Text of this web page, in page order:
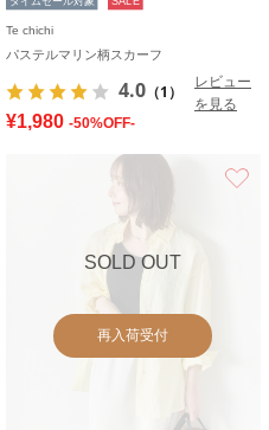
Te chichi
パステルマリン柄スカーフ
4.0 （1）
レビュー
を見る
¥1,980 -50%OFF-
SOLD OUT
再入荷受付